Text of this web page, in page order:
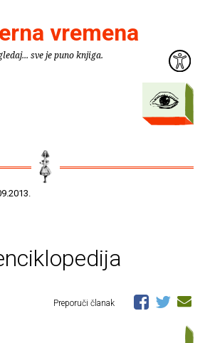
vremena
sve je puno knjiga.
Preporuči članak